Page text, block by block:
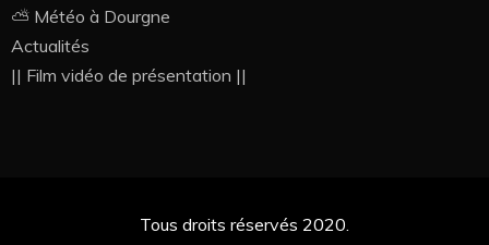
⛅ Météo à Dourgne
Actualités
|| Film vidéo de présentation ||
Tous droits réservés 2020.